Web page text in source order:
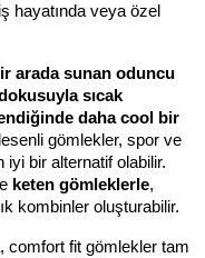
hayatında veya özel
arada sunan oduncu
sıcak
daha cool bir
gömlekler, spor ve
iyi bir alternatif olabilir.
keten gömleklerle,
kombinler oluşturabilir.
comfort fit gömlekler tam